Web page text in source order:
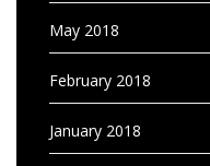
May 2018
February 2018
January 2018